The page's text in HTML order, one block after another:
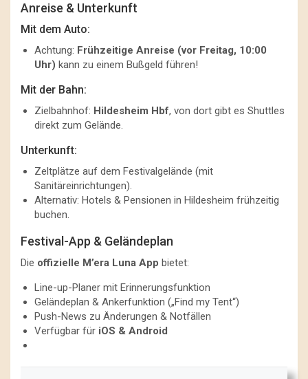
Anreise & Unterkunft
Mit dem Auto:
Achtung: Frühzeitige Anreise (vor Freitag, 10:00
Uhr) kann zu einem Bußgeld führen!
Mit der Bahn:
Zielbahnhof: Hildesheim Hbf, von dort gibt es Shuttles
direkt zum Gelände.
Unterkunft:
Zeltplätze auf dem Festivalgelände (mit
Sanitäreinrichtungen).
Alternativ: Hotels & Pensionen in Hildesheim frühzeitig
buchen.
Festival-App & Geländeplan
Die offizielle M’era Luna App bietet:
Line-up-Planer mit Erinnerungsfunktion
Geländeplan & Ankerfunktion („Find my Tent“)
Push-News zu Änderungen & Notfällen
Verfügbar für iOS & Android